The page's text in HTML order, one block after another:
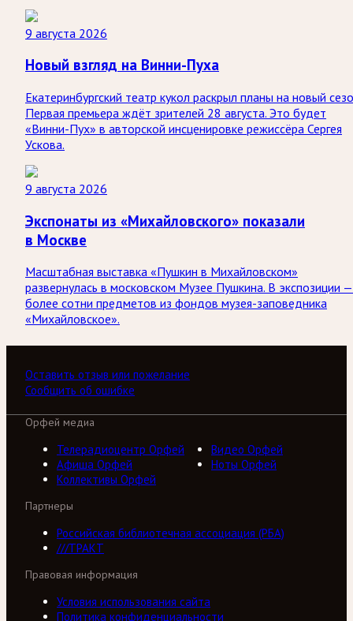
9 августа 2026
Новый взгляд на Винни-Пуха
Екатеринбургский театр кукол раскрыл планы на новый
Первая премьера ждёт зрителей 28 августа. Это будет
«Винни-Пух» в авторской инсценировке режиссёра Сергея
Ускова.
9 августа 2026
Экспонаты из «Михайловского» показали
в Москве
Масштабная выставка «Пушкин в Михайловском»
развернулась в московском Музее Пушкина. В экспозиции —
более сотни предметов из фондов музея-заповедника
«Михайловское».
Оставить отзыв или пожелание
Сообщить об ошибке
Орфей медиа
Телерадиоцентр Орфей
Видео Орфей
Афиша Орфей
Ноты Орфей
Коллективы Орфей
Партнеры
Российская библиотечная ассоциация (РБА)
///ТРАКТ
Правовая информация
Условия использования сайта
Политика конфиденциальности